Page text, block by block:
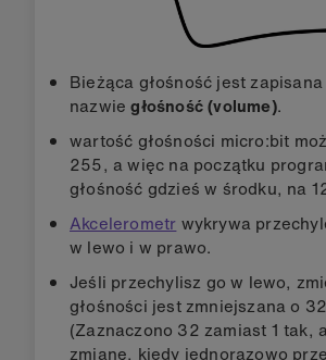
Bieżąca głośność jest zapisana
nazwiegłośność (volume).
wartość głośności micro:bit
255, a więc na początku
głośność gdzieś w środku, na
Akcelerometr wykrywa
w lewo i w prawo.
Jeśli przechylisz go w lewo,
głośności jest zmniejszana o
(Zaznaczono 32 zamiast 1 tak,
zmianę, kiedy jednorazowo